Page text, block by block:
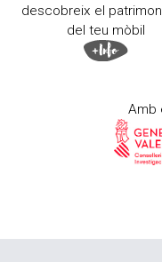
descobreix el
del teu mòbil
Amb